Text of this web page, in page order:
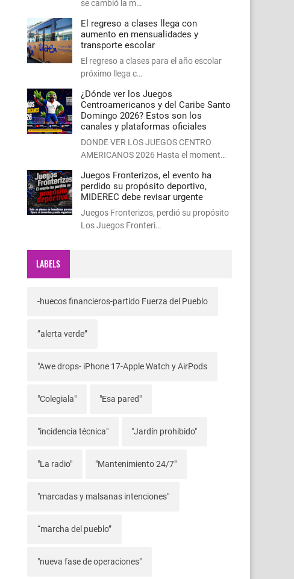
se cambió la m…
El regreso a clases llega con
aumento en mensualidades y
transporte escolar
El regreso a clases para el año escolar
próximo llega c…
¿Dónde ver los Juegos
Centroamericanos y del Caribe Santo
Domingo 2026? Estos son los
canales y plataformas oficiales
DONDE VER LOS JUEGOS CENTRO
AMERICANOS 2026 Hasta el moment…
Juegos Fronterizos, el evento ha
perdido su propósito deportivo,
MIDEREC debe revisar urgente
Juegos Fronterizos, perdió su propósito
Los Juegos Fronteri…
LABELS
-huecos financieros-partido Fuerza del Pueblo
”alerta verde”
"Awe drops- iPhone 17-Apple Watch y AirPods
"Colegiala" "Esa pared"
"incidencia técnica" "Jardín prohibido"
"La radio" "Mantenimiento 24/7"
"marcadas y malsanas intenciones"
“marcha del pueblo”
"nueva fase de operaciones"